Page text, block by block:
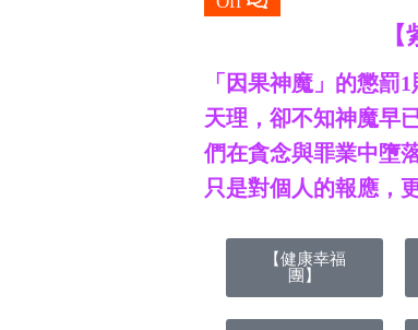
「因果神魔」的懲罰
天理，卻不知神魔早
們在貪念與罪業中墮
只是對個人的報應，
【健康幸福
團】